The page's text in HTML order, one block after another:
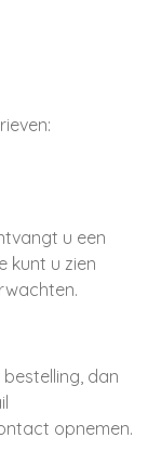
u een
kunt u zien
dan
opnemen.